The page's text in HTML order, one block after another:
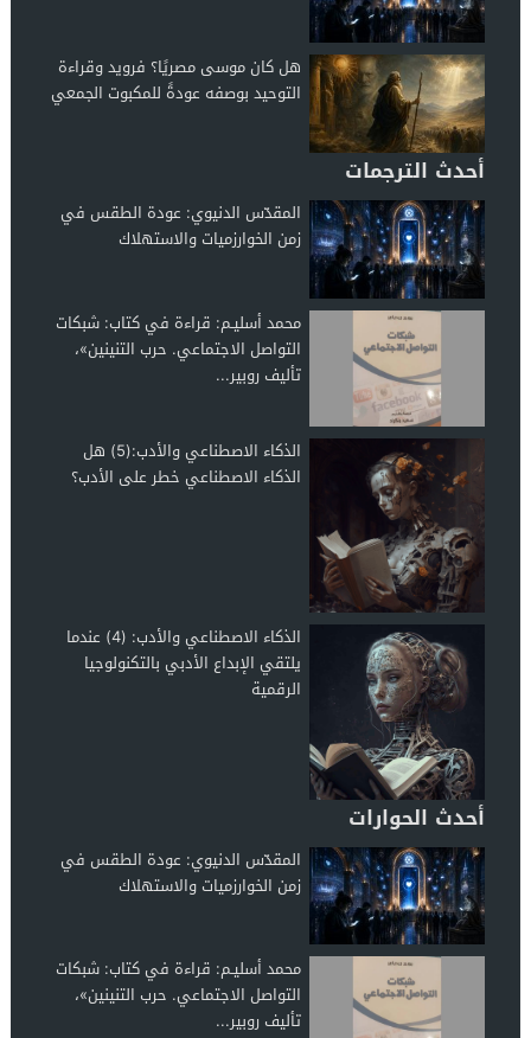
هل كان موسى مصريًا؟ فرويد وقراءة
التوحيد بوصفه عودةً للمكبوت الجمعي
أحدث الترجمات
المقدّس الدنيوي: عودة الطقس في
زمن الخوارزميات والاستهلاك
محمد أسليـم: قراءة في كتاب: شبكات
التواصل الاجتماعي. حرب التنينين»،
تأليف روبير...
الذكاء الاصطناعي والأدب:(5) هل
الذكاء الاصطناعي خطر على الأدب؟
الذكاء الاصطناعي والأدب: (4) عندما
يلتقي الإبداع الأدبي بالتكنولوجيا
الرقمية
أحدث الحوارات
المقدّس الدنيوي: عودة الطقس في
زمن الخوارزميات والاستهلاك
محمد أسليـم: قراءة في كتاب: شبكات
التواصل الاجتماعي. حرب التنينين»،
تأليف روبير...